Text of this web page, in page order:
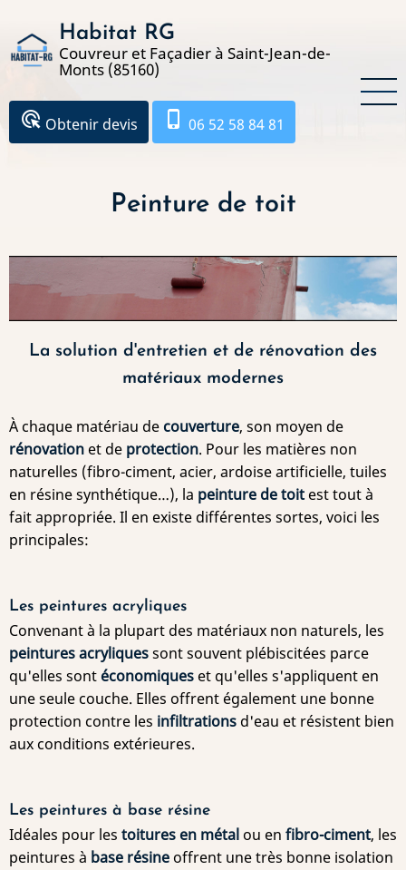
contenu
Habitat RG
Couvreur et Façadier à Saint-Jean-de-
Monts (85160)
ads_click Obtenir devis phone_iphone 06 52 58 84 81
Peinture de toit
La solution d'entretien et de rénovation des
matériaux modernes
À chaque matériau de couverture, son moyen de
rénovation et de protection. Pour les matières non
naturelles (fibro-ciment, acier, ardoise artificielle, tuiles
en résine synthétique…), la peinture de toit est tout à
fait appropriée. Il en existe différentes sortes, voici les
principales:
Les peintures acryliques
Convenant à la plupart des matériaux non naturels, les
peinturesacryliquessont souvent plébiscitées parce
qu'elles sont économiques et qu'elles s'appliquent en
une seule couche. Elles offrent également une bonne
protection contre les infiltrations d'eau et résistent bien
aux conditions extérieures.
Les peintures à base résine
Idéales pour les toitures en métal ou en fibro-ciment, les
peintures à base résine offrent une très bonne isolation